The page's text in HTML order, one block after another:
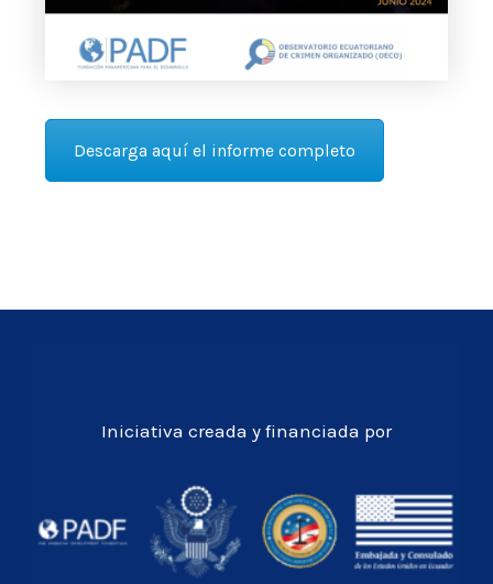
Descarga aquí el informe completo
Iniciativa creada y financiada por